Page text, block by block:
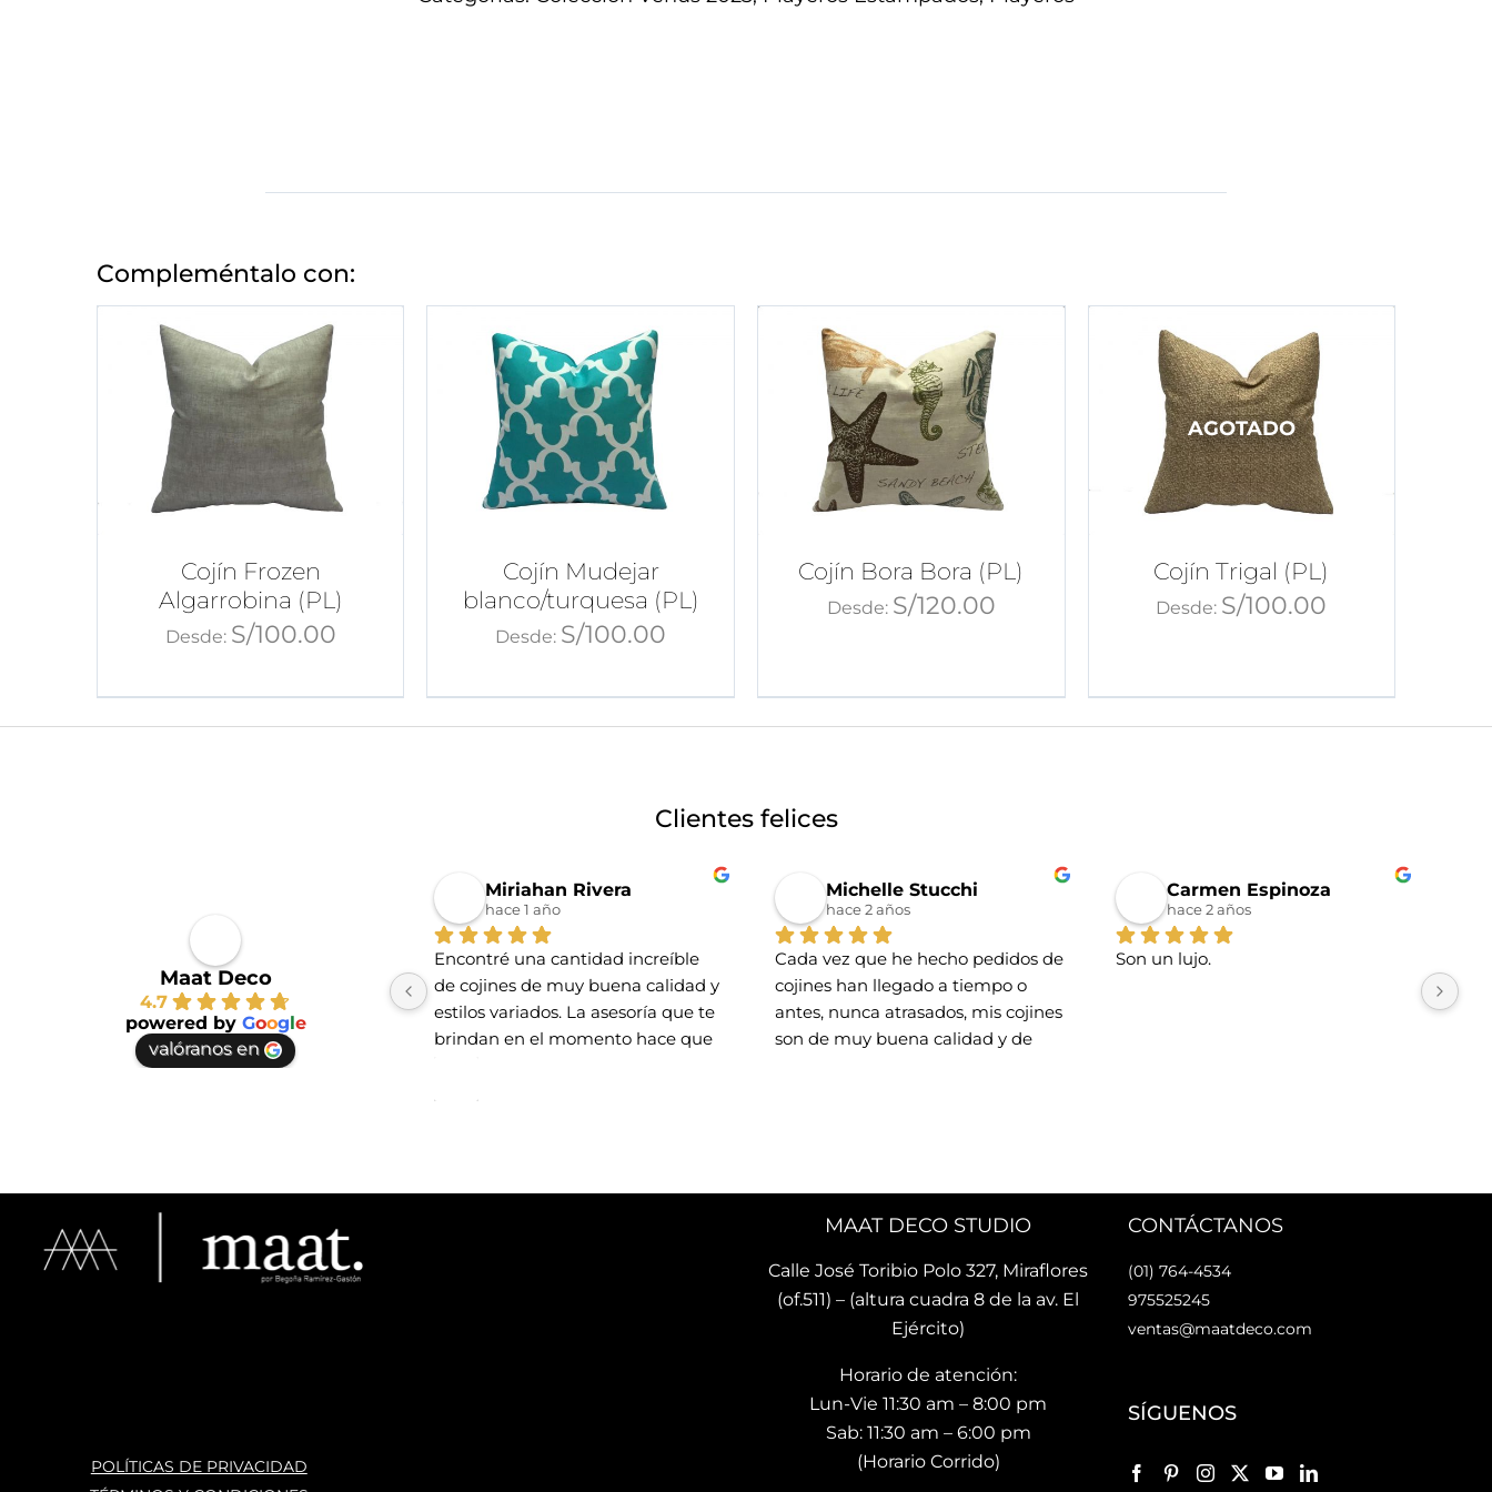
Compleméntalo con:
Cojín Frozen
Algarrobina (PL)
Desde: S/100.00
Cojín Mudejar
blanco/turquesa (PL)
Desde: S/100.00
Cojín Bora Bora (PL)
Desde: S/120.00
AGOTADO
Cojín Trigal (PL)
Desde: S/100.00
Clientes felices
Maat Deco
4.7
powered by Google
valóranos en
Miriahan Rivera
hace 1 año
Encontré una cantidad increíble
de cojines de muy buena calidad y
estilos variados. La asesoría que te
brindan en el momento hace que
Michelle Stucchi
hace 2 años
Cada vez que he hecho pedidos de
cojines han llegado a tiempo o
antes, nunca atrasados, mis cojines
son de muy buena calidad y de
Carmen Espinoza
hace 2 años
Son un lujo.
POLÍTICAS DE PRIVACIDAD
MAAT DECO STUDIO
Calle José Toribio Polo 327, Miraflores
(of.511) – (altura cuadra 8 de la av. El
Ejército)
Horario de atención:
Lun-Vie 11:30 am – 8:00 pm
Sab: 11:30 am – 6:00 pm
(Horario Corrido)
CONTÁCTANOS
(01) 764-4534
975525245
ventas@maatdeco.com
SÍGUENOS